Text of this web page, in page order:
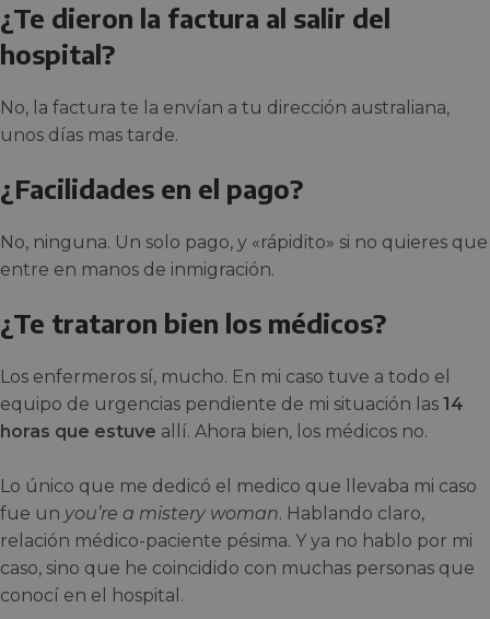
¿Te dieron la factura al salir del
hospital?
No, la factura te la envían a tu dirección australiana,
unos días mas tarde.
¿Facilidades en el pago?
No, ninguna. Un solo pago, y «rápidito» si no quieres que
entre en manos de inmigración.
¿Te trataron bien los médicos?
Los enfermeros sí, mucho. En mi caso tuve a todo el
equipo de urgencias pendiente de mi situación las 14
horas que estuve allí. Ahora bien, los médicos no.
Lo único que me dedicó el medico que llevaba mi caso
fue un you’re a mistery woman. Hablando claro,
relación médico-paciente pésima. Y ya no hablo por mi
caso, sino que he coincidido con muchas personas que
conocí en el hospital.